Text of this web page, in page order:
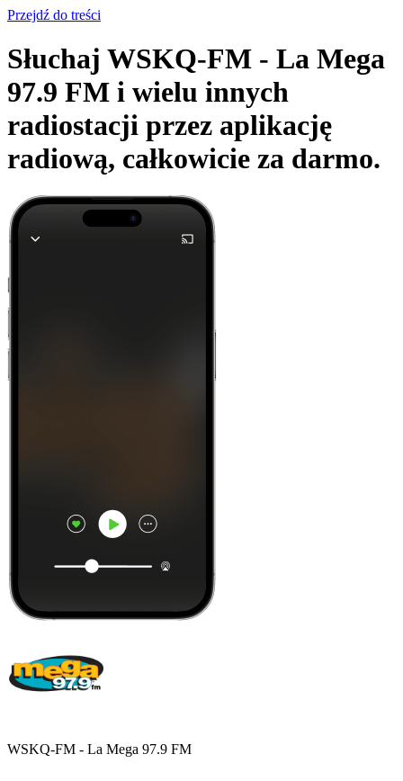
Przejdź do treści
Słuchaj WSKQ-FM - La Mega
97.9 FM i wielu innych
radiostacji przez aplikację
radiową, całkowicie za darmo.
WSKQ-FM - La Mega 97.9 FM